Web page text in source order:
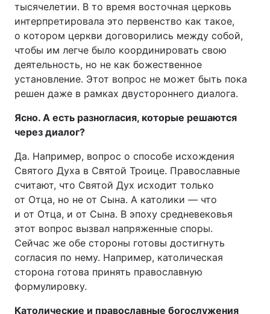
тысячелетии. В то время восточная церковь
интерпретировала это первенство как такое,
о котором церкви договорились между собой,
чтобы им легче было координировать свою
деятельность, но не как божественное
установление. Этот вопрос не может быть пока
решен даже в рамках двустороннего диалога.
Ясно. А есть разногласия, которые решаются
через диалог?
Да. Например, вопрос о способе исхождения
Святого Духа в Святой Троице. Православные
считают, что Святой Дух исходит только
от Отца, но не от Сына. А католики — что
и от Отца, и от Сына. В эпоху средневековья
этот вопрос вызвал напряженные споры.
Сейчас же обе стороны готовы достигнуть
согласия по нему. Например, католическая
сторона готова принять православную
формулировку.
Католические и православные богослужения